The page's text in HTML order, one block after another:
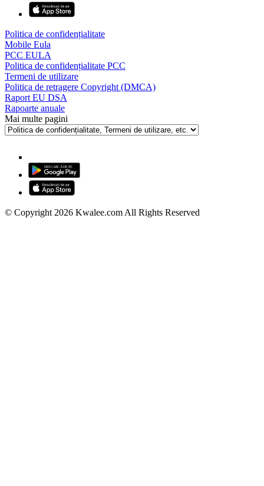
Politica de confidențialitate
Mobile Eula
PCC EULA
Politica de confidențialitate PCC
Termeni de utilizare
Politica de retragere Copyright (DMCA)
Raport EU DSA
Rapoarte anuale
Mai multe pagini
© Copyright 2026 Kwalee.com All Rights Reserved